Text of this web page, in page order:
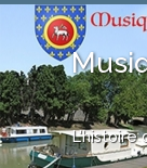
L'histoire